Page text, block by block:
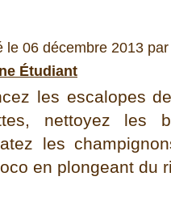
le 06 décembre 2013
Étudiant
les escalopes
nettoyez les
les
en plongeant du